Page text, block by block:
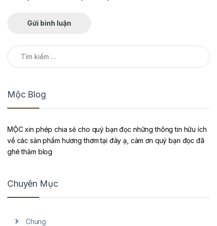
Tìm kiếm cho:
Mộc Blog
MỘC xin phép chia sẻ cho quý bạn đọc những thông tin hữu ích
về các sản phẩm hương thơm tại đây ạ, cảm ơn quý bạn đọc đã
ghé thăm blog
Chuyên Mục
Chung